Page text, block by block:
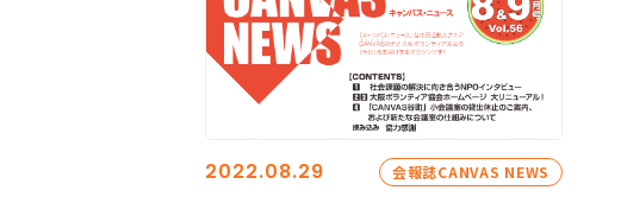
2022.08.29 会報誌CANVAS NEWS